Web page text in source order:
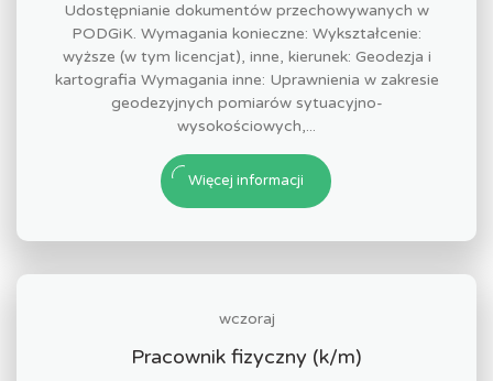
Udostępnianie dokumentów przechowywanych w
PODGiK. Wymagania konieczne: Wykształcenie:
wyższe (w tym licencjat), inne, kierunek: Geodezja i
kartografia Wymagania inne: Uprawnienia w zakresie
geodezyjnych pomiarów sytuacyjno-
wysokościowych,...
Więcej informacji
wczoraj
Pracownik fizyczny (k/m)